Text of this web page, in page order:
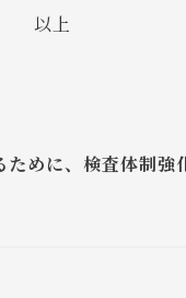
ために、検査体制